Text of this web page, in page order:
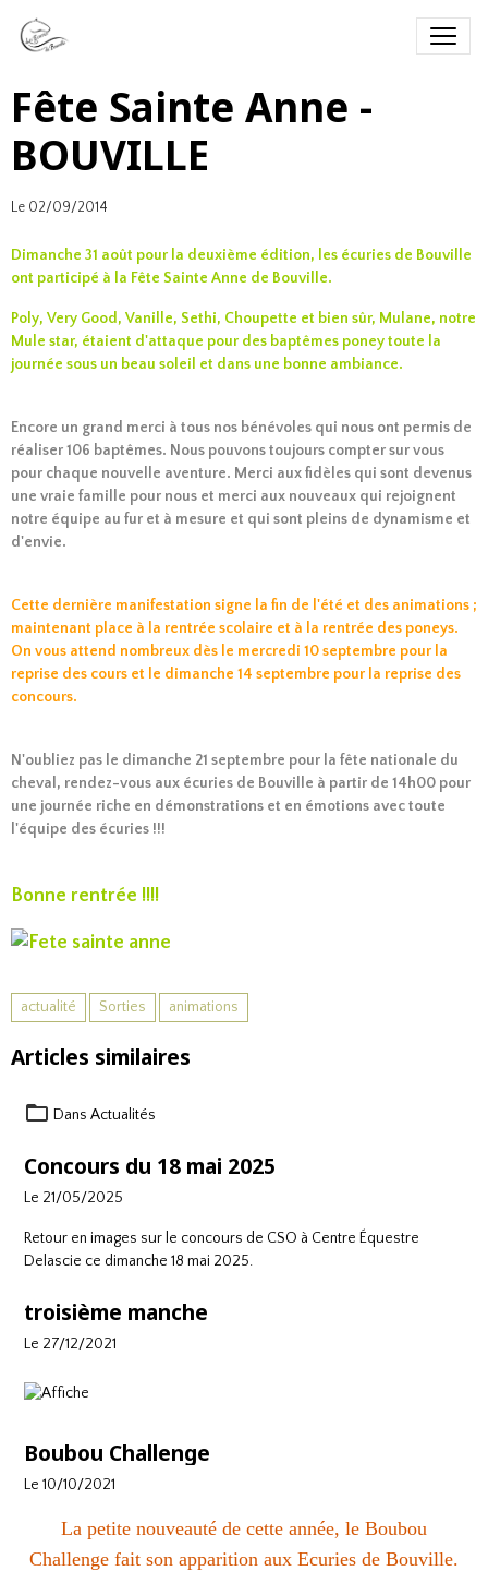
Fête Sainte Anne -
BOUVILLE
Le 02/09/2014
Dimanche 31 août pour la deuxième édition, les écuries de Bouville
ont participé à la Fête Sainte Anne de Bouville.
Poly, Very Good, Vanille, Sethi, Choupette et bien sûr, Mulane, notre
Mule star, étaient d'attaque pour des baptêmes poney toute la
journée sous un beau soleil et dans une bonne ambiance.
Encore un grand merci à tous nos bénévoles qui nous ont permis de
réaliser 106 baptêmes. Nous pouvons toujours compter sur vous
pour chaque nouvelle aventure. Merci aux fidèles qui sont devenus
une vraie famille pour nous et merci aux nouveaux qui rejoignent
notre équipe au fur et à mesure et qui sont pleins de dynamisme et
d'envie.
Cette dernière manifestation signe la fin de l'été et des animations ;
maintenant place à la rentrée scolaire et à la rentrée des poneys.
On vous attend nombreux dès le mercredi 10 septembre pour la
reprise des cours et le dimanche 14 septembre pour la reprise des
concours.
N'oubliez pas le dimanche 21 septembre pour la fête nationale du
cheval, rendez-vous aux écuries de Bouville à partir de 14h00 pour
une journée riche en démonstrations et en émotions avec toute
l'équipe des écuries !!!
Bonne rentrée !!!!
actualité Sorties animations
Articles similaires
Dans Actualités
Concours du 18 mai 2025
Le 21/05/2025
Retour en images sur le concours de CSO à Centre Équestre
Delascie ce dimanche 18 mai 2025.
troisième manche
Le 27/12/2021
Boubou Challenge
Le 10/10/2021
La petite nouveauté de cette année, le Boubou
Challenge fait son apparition aux Ecuries de Bouville.